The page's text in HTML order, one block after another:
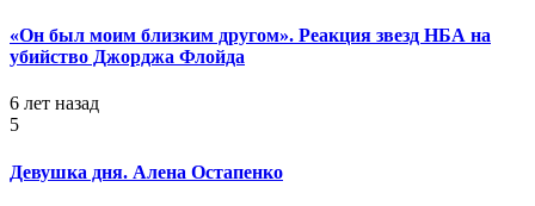
«Он был моим близким другом». Реакция звезд НБА на
убийство Джорджа Флойда
6 лет назад
5
Девушка дня. Алена Остапенко